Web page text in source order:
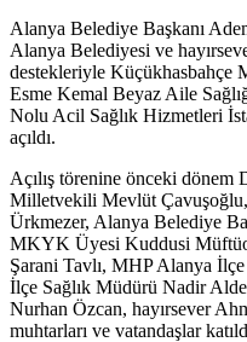
Alanya Belediye Başkanı
Alanya Belediyesi ve
destekleriyle Küçükhasbahçe
Esme Kemal Beyaz Aile
Nolu Acil Sağlık Hizmetleri
açıldı.
Açılış törenine önceki dönem
Milletvekili Mevlüt
Ürkmezer, Alanya Belediye
MKYK Üyesi Kuddusi
Şarani Tavlı, MHP Alanya
İlçe Sağlık Müdürü Nadir
Nurhan Özcan, hayırsever
muhtarları ve vatandaşlar